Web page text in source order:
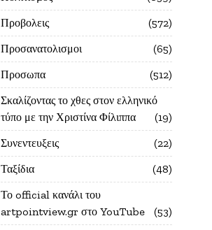
Προβολεις
572
Προσανατολισμοι
65
Προσωπα
512
Σκαλίζοντας το χθες στον ελληνικό
τύπο με την Χριστίνα Φίλιππα
19
Συνεντευξεις
22
Ταξίδια
48
Το official κανάλι του
artpointview.gr στο YouTube
53